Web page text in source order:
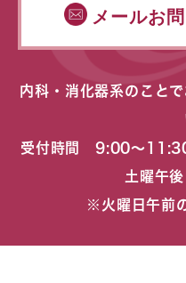
メールお
内科・消化器系のこと
受付時間 9:00〜
土曜午
※火曜日午前